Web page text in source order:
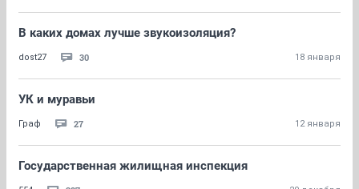
В каких домах лучше звукоизоляция?
dost27 30 18 января
УК и муравьи
Граф 27 12 января
Государственная жилищная инспекция